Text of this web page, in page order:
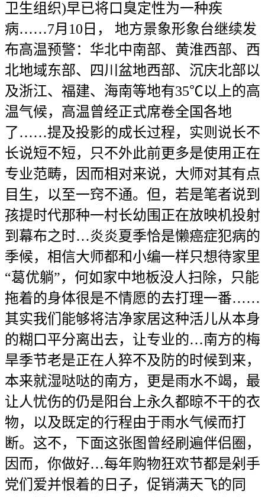
卫生组织)早已将口臭定性为一种疾
病……7月10日， 地方景象形象台继续发
布高温预警：华北中南部、黄淮西部、西
北地域东部、四川盆地西部、沉庆北部以
及浙江、福建、海南等地有35℃以上的高
温气候，高温曾经正式席卷全国各地
了……提及投影的成长过程，实则说长不
长说短不短，只不外此前更多是使用正在
专业范畴，因而相对来说，大师对其有点
目生，以至一窍不通。但，若是笔者说到
孩提时代那种一村长幼围正在放映机投射
到幕布之时…炎炎夏季恰是懒癌症犯病的
季候，相信大师都和小编一样只想待家里
“葛优躺”，何如家中地板没人扫除，只能
拖着的身体很是不情愿的去打理一番……
其实我们能够将洁净家居这种活儿从本身
的糊口平分离出去，让专业的…南方的梅
旱季节老是正在人猝不及防的时候到来，
本来就湿哒哒的南方，更是雨水不竭，最
让人忧伤的仍是阳台上永久都晾不干的衣
物，以及既定的行程由于雨水气候而打
断。这不，下面这张图曾经刷遍伴侣圈，
因而，你做好…每年购物狂欢节都是剁手
党们爱并恨着的日子，促销满天飞的同